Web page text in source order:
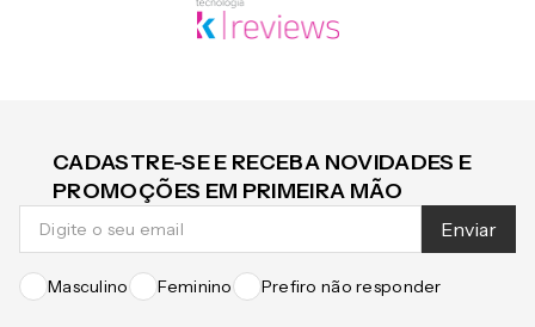
CADASTRE-SE E RECEBA NOVIDADES E
PROMOÇÕES EM PRIMEIRA MÃO
Enviar
Masculino Feminino Prefiro não responder